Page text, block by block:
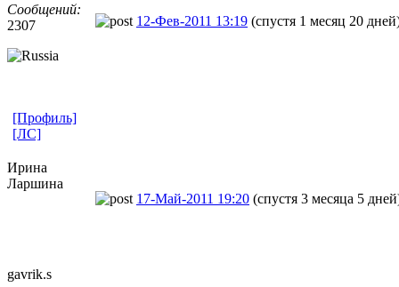
Сообщений:
2307
12-Фев-2011 13:19 (спустя 1 месяц 20
[Профиль]
[ЛС]
Ирина
Ларшина
17-Май-2011 19:20 (спустя 3 месяца 5
gavrik.s